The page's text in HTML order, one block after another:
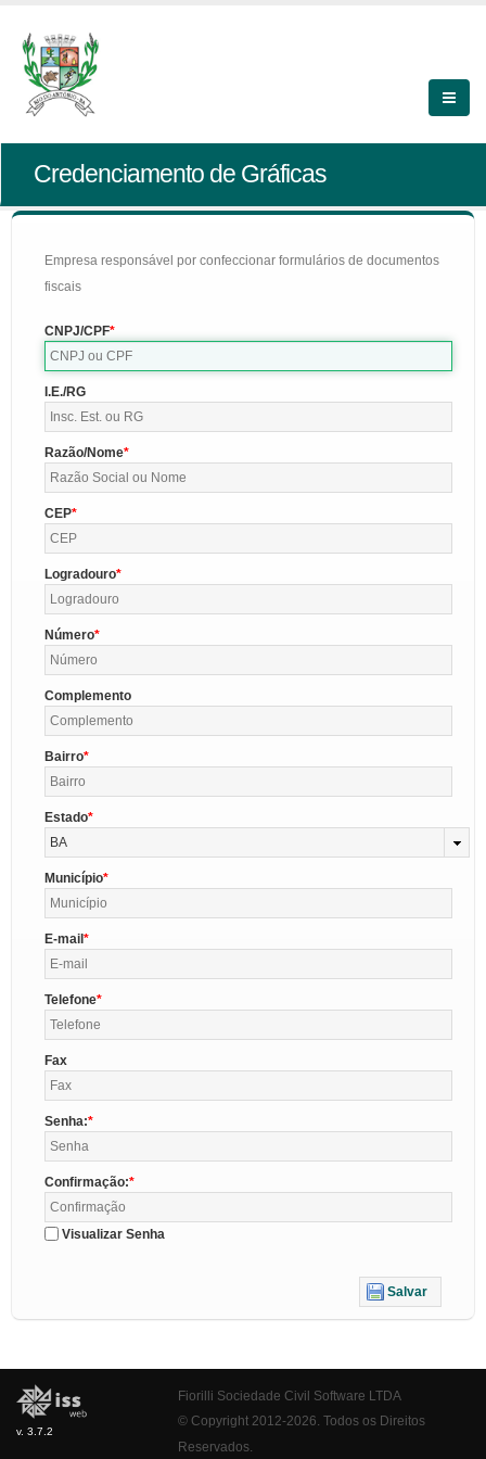
Credenciamento de Gráficas
Empresa responsável por confeccionar formulários de documentos
fiscais
CNPJ/CPF
I.E./RG
Razão/Nome
CEP
Logradouro
Número
Complemento
Bairro
Estado
BA
Município
E-mail
Telefone
Fax
Senha:
Confirmação:
Visualizar Senha
Salvar
v. 3.7.2
Fiorilli Sociedade Civil Software LTDA
© Copyright 2012-2026. Todos os Direitos
Reservados.